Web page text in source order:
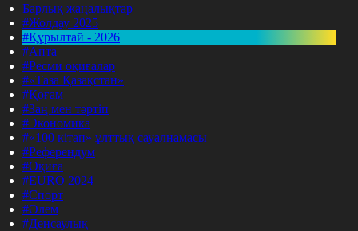
Барлық жаңалықтар
#Жолдау 2025
#Құрылтай - 2026
#Апта
#Ресми оқиғалар
#«Таза Қазақстан»
#Қоғам
#Заң мен тәртіп
#Экономика
#«100 кітап» ұлттық сауалнамасы
#Референдум
#Оқиға
#EURO 2024
#Спорт
#Әлем
#Денсаулық